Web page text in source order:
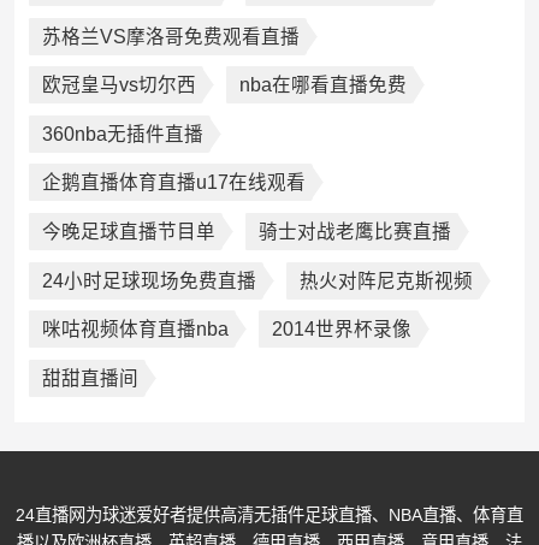
苏格兰VS摩洛哥免费观看直播
欧冠皇马vs切尔西 nba在哪看直播免费
360nba无插件直播
企鹅直播体育直播u17在线观看
今晚足球直播节目单 骑士对战老鹰比赛直播
24小时足球现场免费直播 热火对阵尼克斯视频
咪咕视频体育直播nba 2014世界杯录像
甜甜直播间
24直播网为球迷爱好者提供高清无插件足球直播、NBA直播、体育直